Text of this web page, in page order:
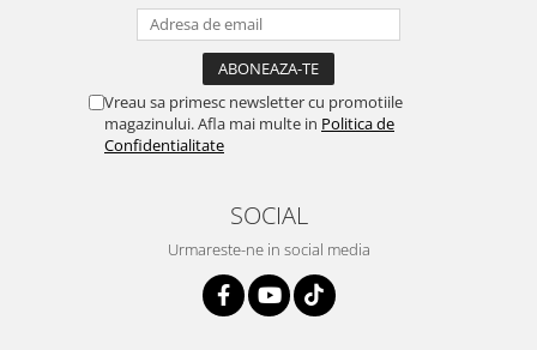
Vreau sa primesc newsletter cu promotiile
magazinului. Afla mai multe in Politica de
Confidentialitate
SOCIAL
Urmareste-ne in social media